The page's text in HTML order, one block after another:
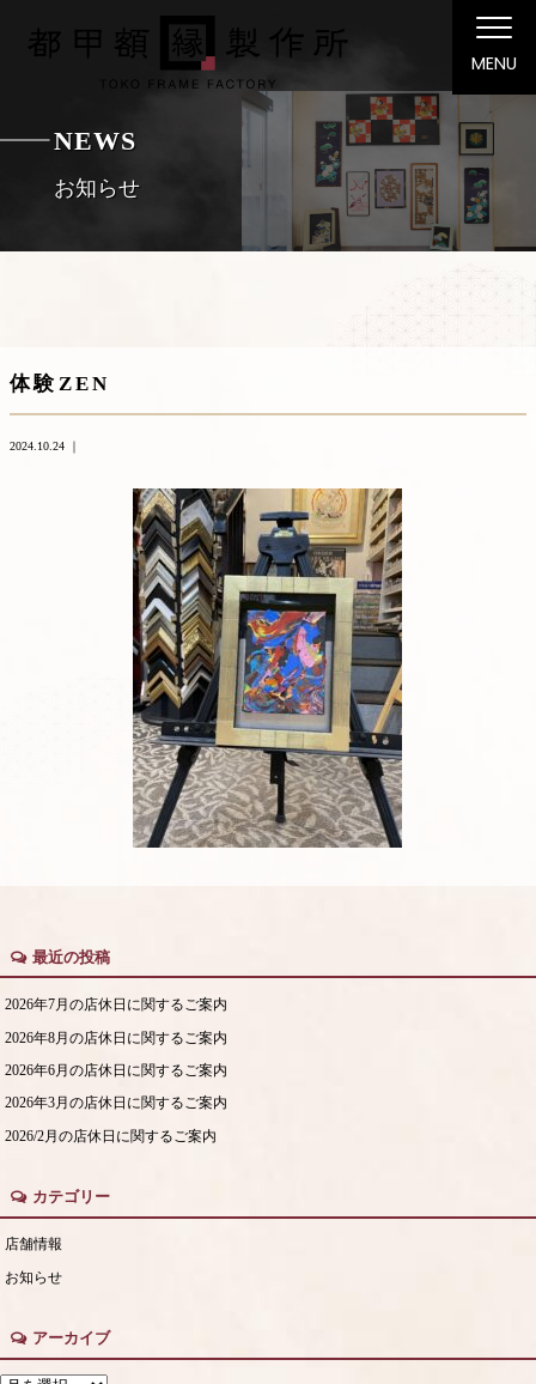
MENU
NEWS
お知らせ
体験ZEN
2024.10.24 ｜
最近の投稿
2026年7月の店休日に関するご案内
2026年8月の店休日に関するご案内
2026年6月の店休日に関するご案内
2026年3月の店休日に関するご案内
2026/2月の店休日に関するご案内
カテゴリー
店舗情報
お知らせ
アーカイブ